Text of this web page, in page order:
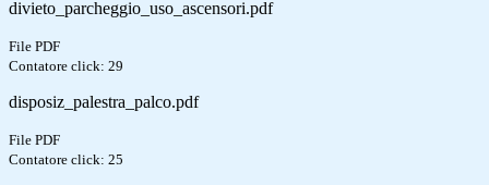
divieto_parcheggio_uso_ascensori.pdf
File PDF
Contatore click: 29
disposiz_palestra_palco.pdf
File PDF
Contatore click: 25